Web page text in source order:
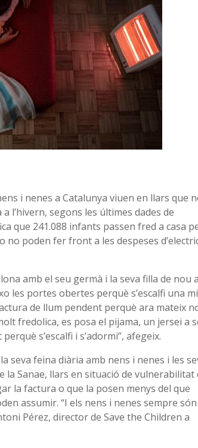
i nenes a Catalunya viuen en llars que
l’hivern, segons les últimes dades de
que 241.088 infants passen fred a casa
no poden fer front a les despeses
amb el seu germà i la seva filla de nou
les portes obertes perquè s’escalfi una
de llum pendent perquè ara mateix
fredolica, es posa el pijama, un jersei a
s’escalfi i s’adormi”, afegeix.
seva feina diària amb nens i nenes i les
la Sanae, llars en situació de vulnerabilitat
la factura o que la posen menys del que
assumir. “I els nens i nenes sempre són
Pérez, director de Save the Children a